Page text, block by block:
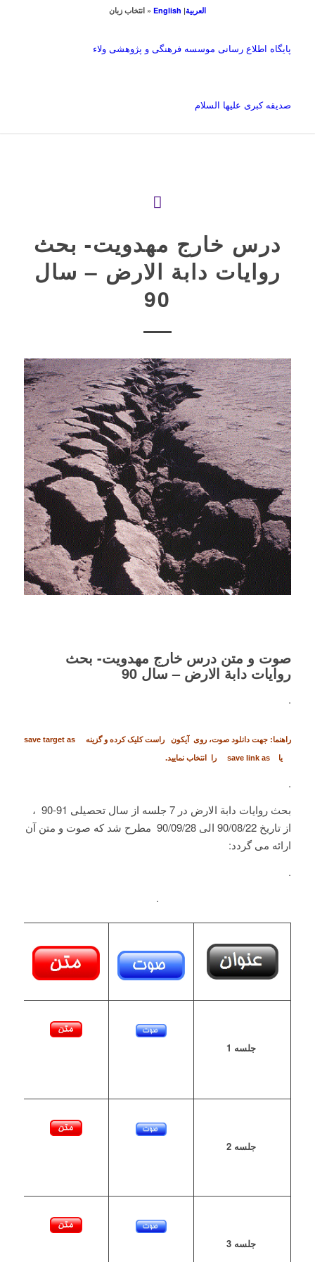
العربیة|
English « انتخاب زبان
پایگاه اطلاع رسانی موسسه فرهنگی و پژوهشی ولاء
صدیقه کبری علیها السلام
درس خارج مهدویت- بحث
روايات دابة الارض – سال
90
صوت و متن درس خارج مهدویت- بحث
روايات دابة الارض – سال 90
.
راهنما: جهت دانلود صوت، روی آیکون راست کلیک کرده و گزینه save target as
یا save link as را انتخاب نمایید.
.
بحث روايات دابة الارض در 7 جلسه از سال تحصیلی 91-90 ،
از تاریخ 90/08/22 الی 90/09/28 مطرح شد که صوت و متن آن
ارائه می گردد:
.
.
جلسه 1
جلسه 2
جلسه 3